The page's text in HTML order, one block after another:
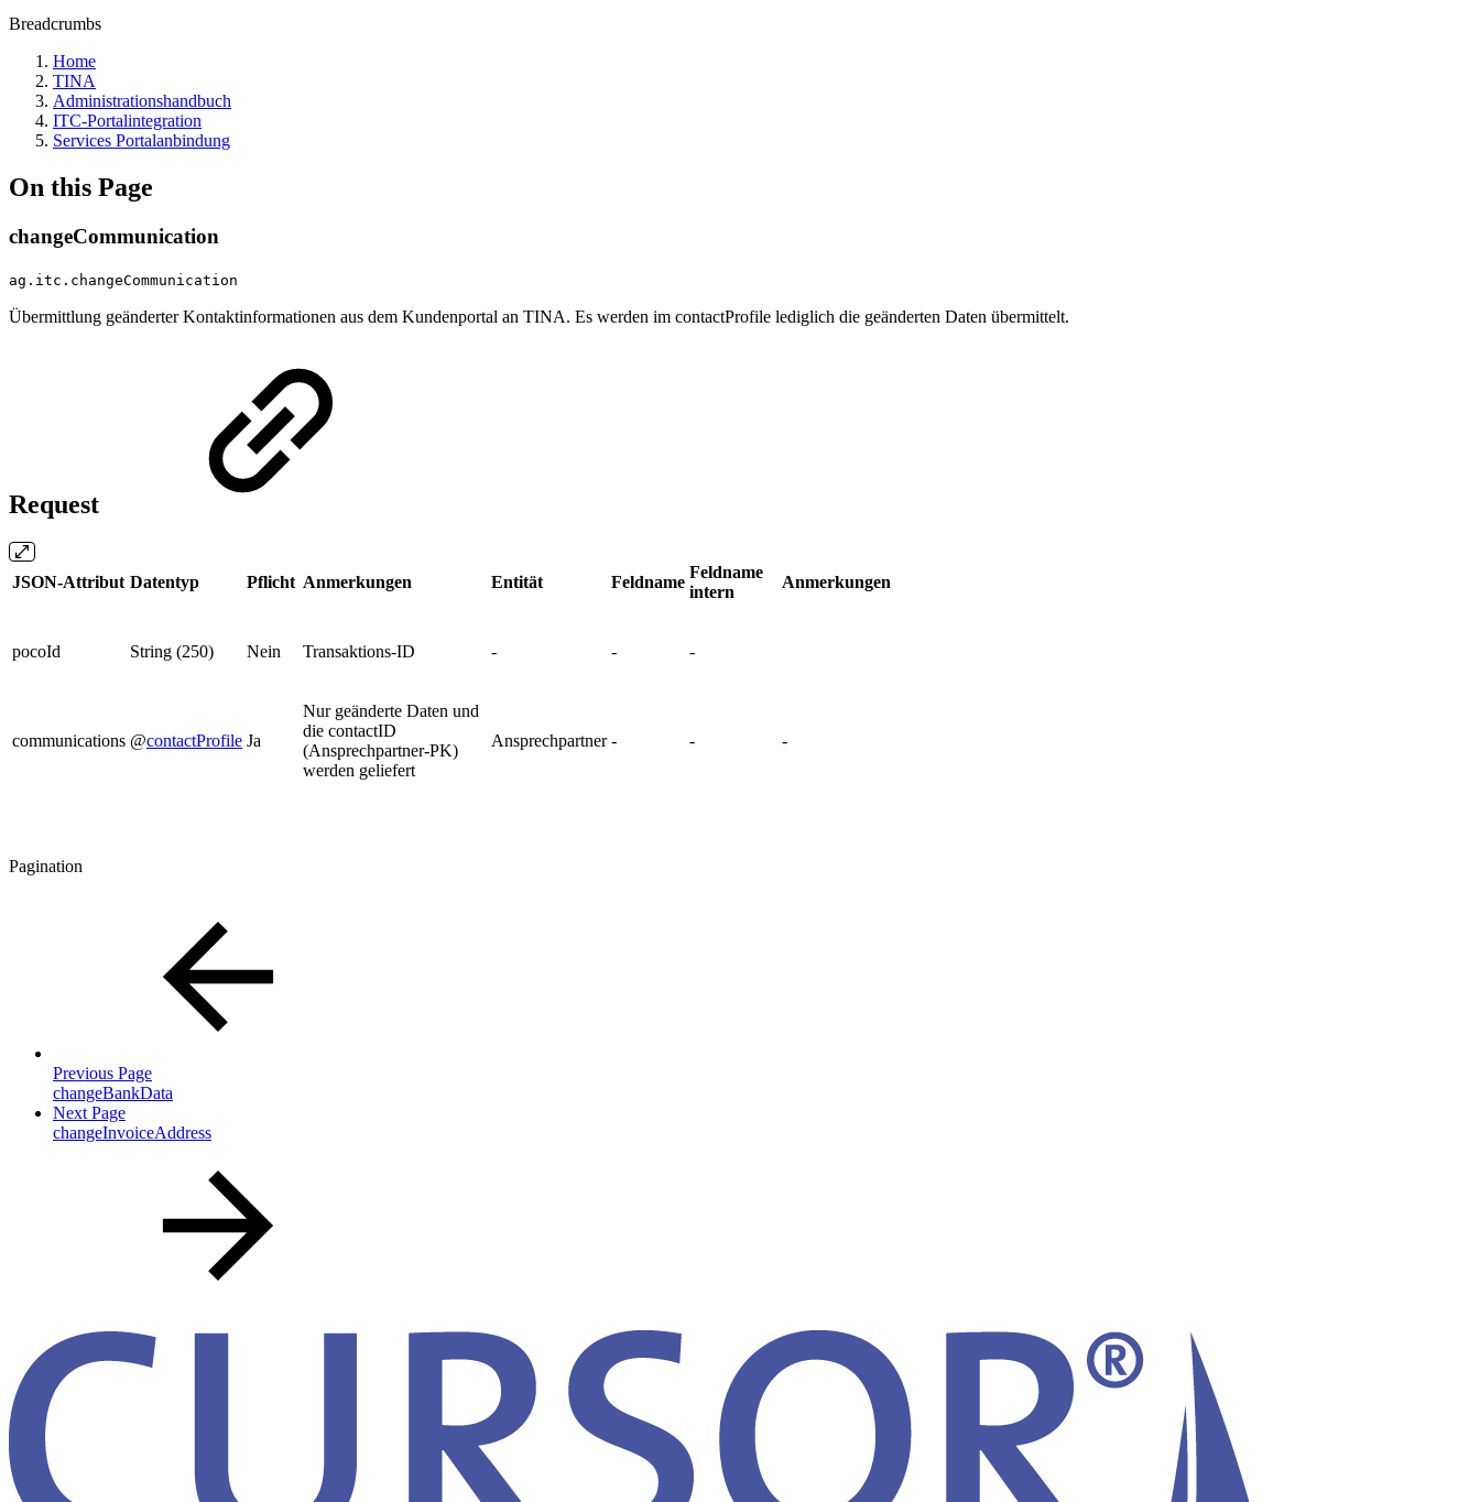
Breadcrumbs
Home
TINA
Administrationshandbuch
ITC-Portalintegration
Services Portalanbindung
On this Page
changeCommunication
ag.itc.changeCommunication
Übermittlung geänderter Kontaktinformationen aus dem Kundenportal an TINA. Es werden im contactProfile lediglich die geänderten Daten übermittelt.
Request
JSON-Attribut Datentyp Pflicht Anmerkungen Entität Feldname
Feldname
intern
Anmerkungen
pocoId String (250) Nein Transaktions-ID - - -
communications @contactProfile Ja
Nur geänderte Daten und
die contactID
(Ansprechpartner-PK)
werden geliefert
Ansprechpartner - - -
Pagination
Previous Page
changeBankData
Next Page
changeInvoiceAddress